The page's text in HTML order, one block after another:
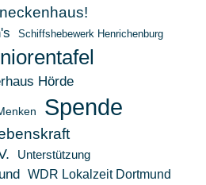
Schiffshebewerk Henrichenburg
Hörde
Spende
Unterstützung
WDR Lokalzeit Dortmund